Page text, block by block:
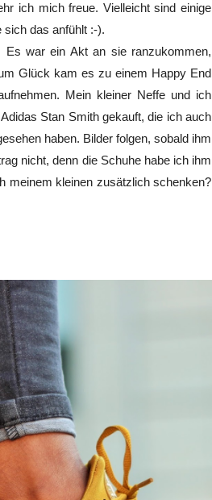
ich mich freue. Vielleicht sind einige
sich das anfühlt :-).
Es war ein Akt an sie ranzukommen,
Glück kam es zu einem Happy End
Mein kleiner Neffe und ich
Stan Smith gekauft, die ich auch
haben. Bilder folgen, sobald ihm
nicht, denn die Schuhe habe ich ihm
meinem kleinen zusätzlich schenken?